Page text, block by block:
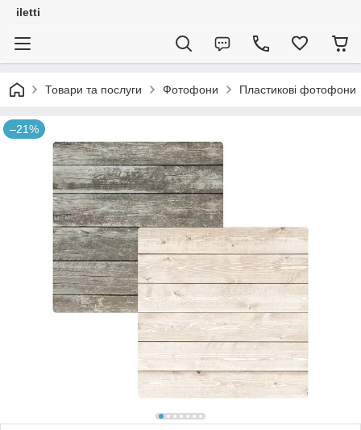
iletti
Товари та послуги Фотофони Пластикові фотофони
–21%